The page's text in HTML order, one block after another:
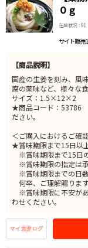
０ｇ
在庫状況 : 91
サイト販売
【商品説明】
国産の生姜を刻み、風
腐の薬味など、様々な
サイズ：1.5×12×2
★商品コード：53786
ださい。
＜ご購入におけるご確
★賞味期限まで15日以
※賞味期限まで15日の
※賞味期限の指定は承
※賞味期限までの日数
何卒、ご理解賜りま
※賞味期限に不安が
わせください。